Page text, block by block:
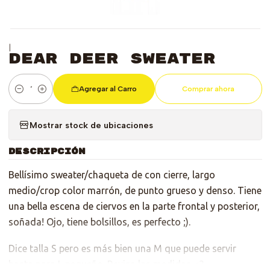
|
Dear Deer Sweater
Cantidad
Agregar al Carro Comprar ahora
Mostrar stock de ubicaciones
DESCRIPCIÓN
Bellísimo sweater/chaqueta de con cierre, largo
medio/crop color marrón, de punto grueso y denso. Tiene
una bella escena de ciervos en la parte frontal y posterior,
soñada! Ojo, tiene bolsillos, es perfecto ;).
Dice talla S pero es más bien una M que puede servir